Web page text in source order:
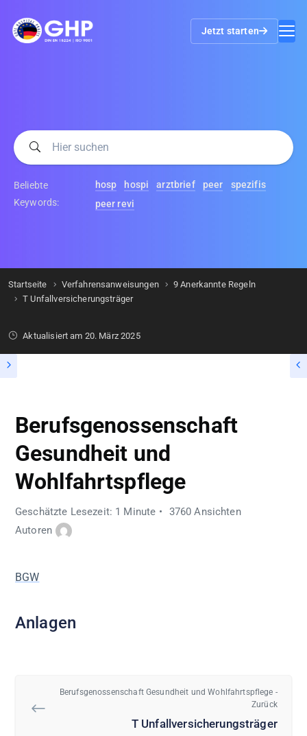
Jetzt starten
Beliebte
Keywords:
hosp hospi arztbrief peer
spezifis
peer revi
Startseite Verfahrensanweisungen
9 Anerkannte Regeln
T Unfallversicherungsträger
Aktualisiert am 20. März 2025
Berufsgenossenschaft
Gesundheit und
Wohlfahrtspflege
Geschätzte Lesezeit: 1 Minute
3760 Ansichten
Autoren
BGW
Anlagen
Berufsgenossenschaft Gesundheit und Wohlfahrtspflege -
Zurück
T Unfallversicherungsträger